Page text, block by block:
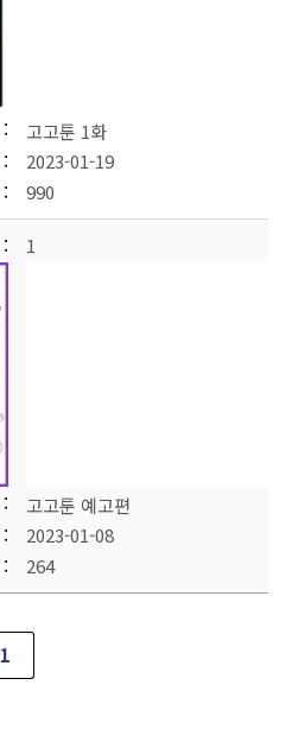
고고툰 1화
2023-01-19
990
1
고고툰 예고편
2023-01-08
264
1